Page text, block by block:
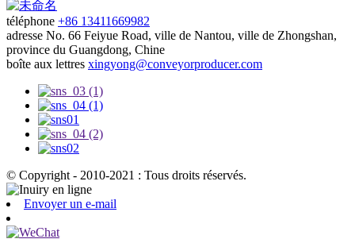
téléphone +86 13411669982
adresse No. 66 Feiyue Road, ville de Nantou, ville de Zhongshan,
province du Guangdong, Chine
boîte aux lettres xingyong@conveyorproducer.com
© Copyright - 2010-2021 : Tous droits réservés.
Envoyer un e-mail